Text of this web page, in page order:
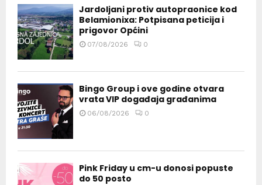
Jardoljani protiv autopraonice kod
Belamionixa: Potpisana peticija i
prigovor Općini
07/08/2026 0
Bingo Group i ove godine otvara
vrata VIP događaja građanima
06/08/2026 0
Pink Friday u cm-u donosi popuste
do 50 posto